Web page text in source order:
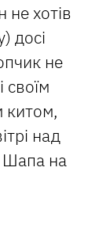
не хотів
досі
не
своїм
китом,
над
Шапа на